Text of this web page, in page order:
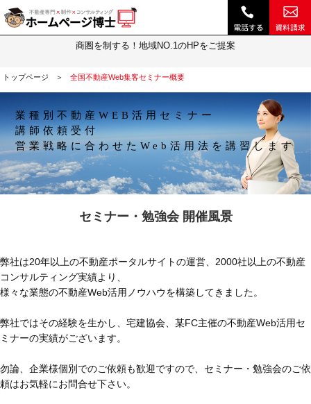
全国不動産Web集客セミナー概要
商圏を制する！地域NO.1のHPをご提案
トップページ 全国不動産Web集客セミナー概要
業種別不動産WEB活用セミナー
講師依頼受付
営業戦略に合わせたWeb活用法を講習します
セミナー・勉強会 開催風景
弊社は20年以上の不動産ポータルサイトの運営、2000社以上の不動産
コンサルティング実績より、
様々な業態の不動産Web活用ノウハウを構築してきました。
弊社ではその経験を生かし、宅建協会、某FC主催の不動産Web活用セ
ミナーの実績がございます。
勿論、企業様個別でのご依頼も歓迎ですので、セミナー・勉強会のご依
頼はお気軽にお問合せ下さい。